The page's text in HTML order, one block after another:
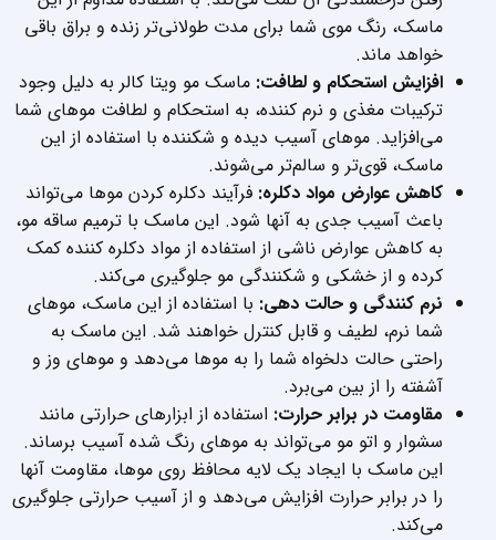
ماسک، رنگ موی شما برای مدت طولانی‌تر زنده و براق باقی
خواهد ماند.
افزایش استحکام و لطافت: ماسک مو ویتا کالر به دلیل وجود
ترکیبات مغذی و نرم کننده، به استحکام و لطافت موهای شما
می‌افزاید. موهای آسیب دیده و شکننده با استفاده از این
ماسک، قوی‌تر و سالم‌تر می‌شوند.
کاهش عوارض مواد دکلره: فرآیند دکلره کردن موها می‌تواند
باعث آسیب جدی به آنها شود. این ماسک با ترمیم ساقه مو،
به کاهش عوارض ناشی از استفاده از مواد دکلره کننده کمک
کرده و از خشکی و شکنندگی مو جلوگیری می‌کند.
نرم کنندگی و حالت دهی: با استفاده از این ماسک، موهای
شما نرم، لطیف و قابل کنترل خواهند شد. این ماسک به
راحتی حالت دلخواه شما را به موها می‌دهد و موهای وز و
آشفته را از بین می‌برد.
مقاومت در برابر حرارت: استفاده از ابزارهای حرارتی مانند
سشوار و اتو مو می‌تواند به موهای رنگ شده آسیب برساند.
این ماسک با ایجاد یک لایه محافظ روی موها، مقاومت آنها
را در برابر حرارت افزایش می‌دهد و از آسیب حرارتی جلوگیری
می‌کند.